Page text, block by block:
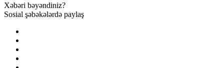
Xəbəri bəyəndiniz?
Sosial şəbəkələrdə paylaş